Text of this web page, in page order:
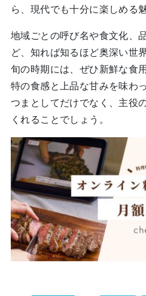
ら、現代でも十分に楽しめる
地域ごとの呼び名や食文化、
ど、知れば知るほど奥深い世
旬の時期には、ぜひ新鮮な食
特の食感と上品な甘みを味わ
つまとしてだけでなく、主役
くれることでしょう。